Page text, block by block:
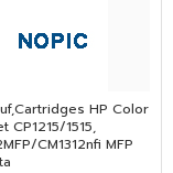
HP Color
CP1215/1515,
CM1312nfi MFP